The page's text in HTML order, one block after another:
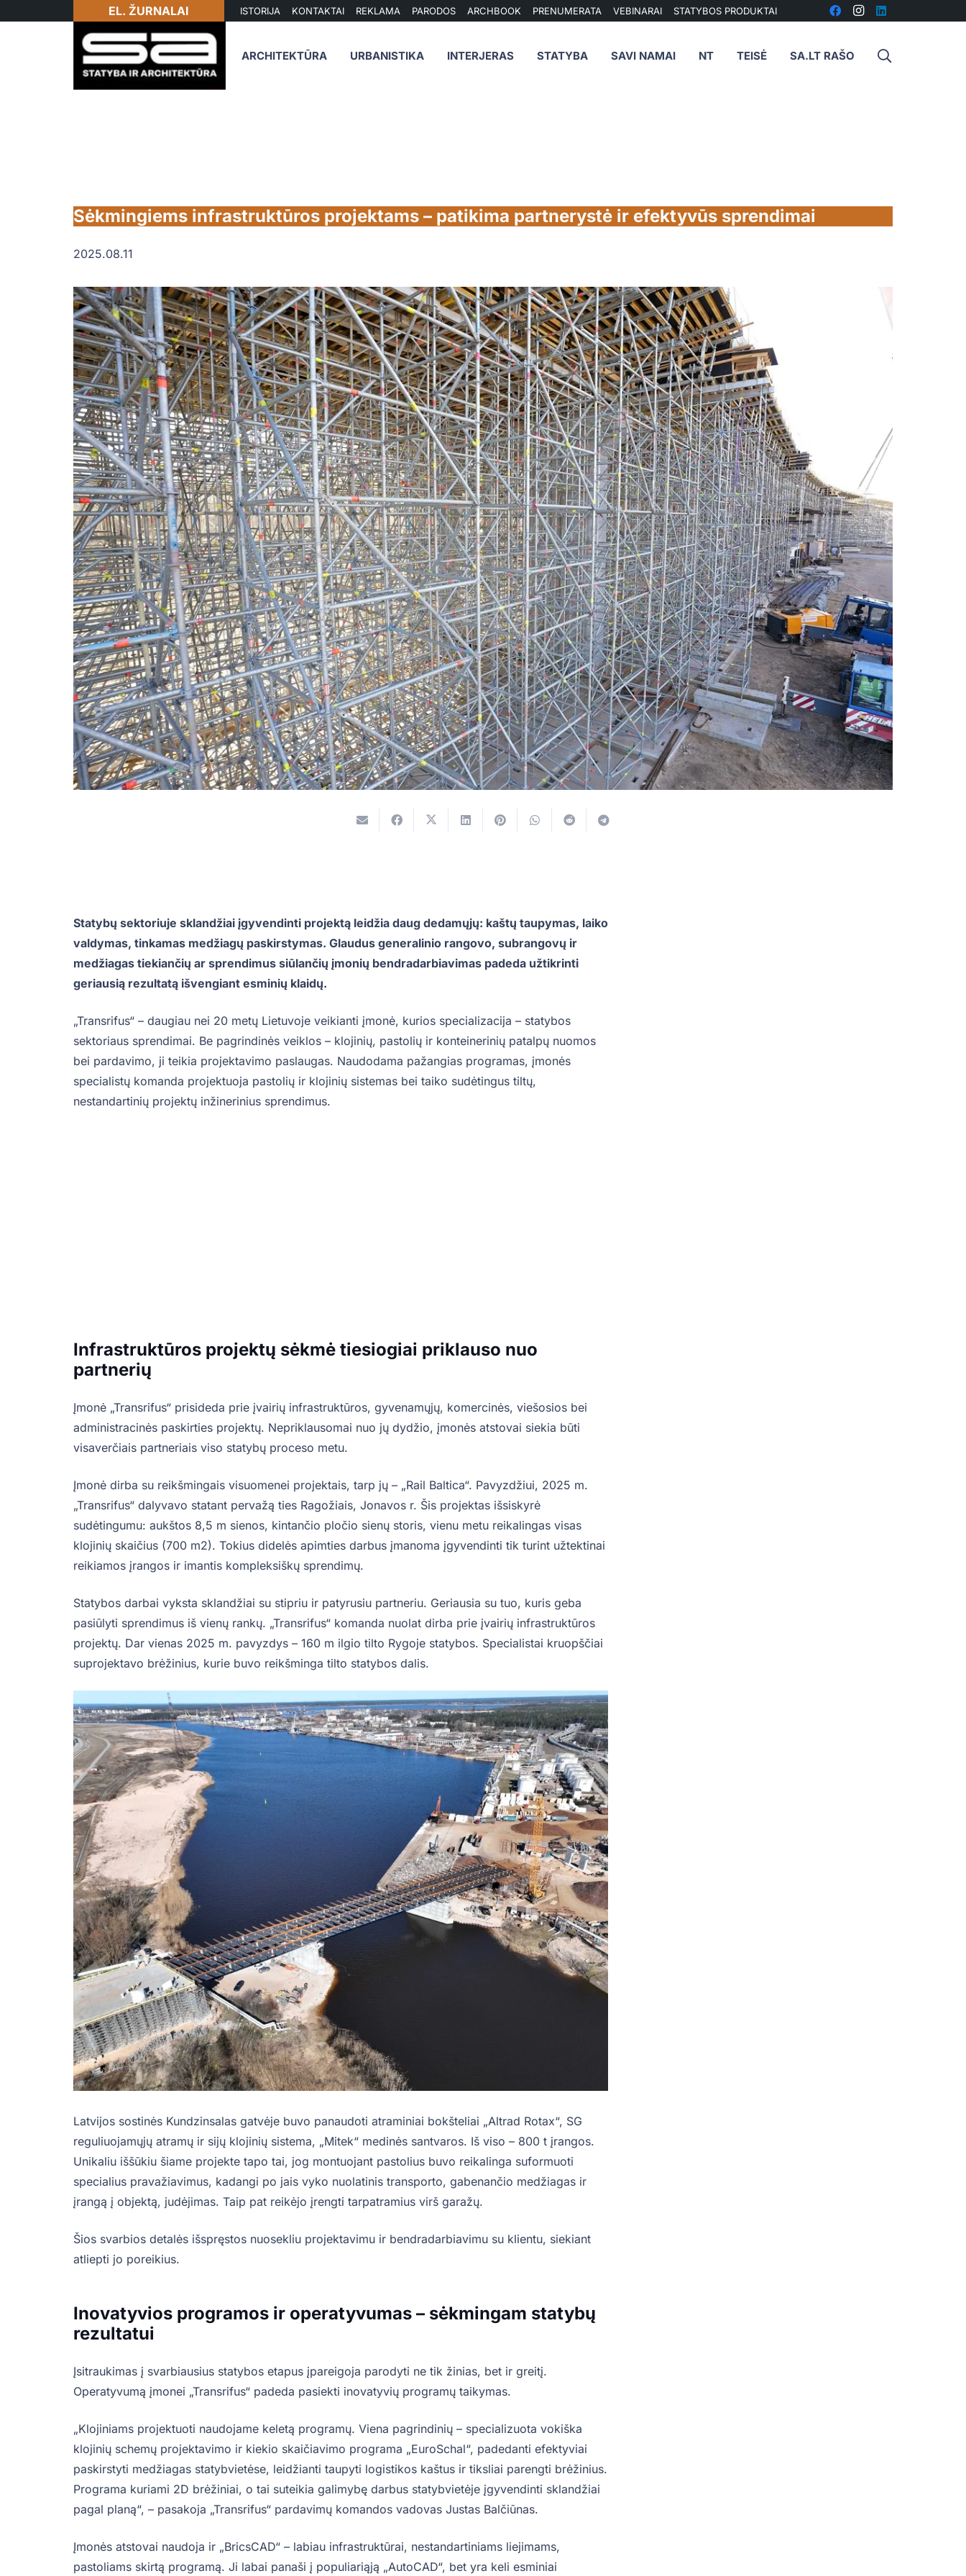
EL. ŽURNALAI ISTORIJA KONTAKTAI REKLAMA PARODOS ARCHBOOK PRENUMERATA VEBINARAI STATYBOS PRODUKTAI
ARCHITEKTŪRA URBANISTIKA INTERJERAS STATYBA SAVI NAMAI NT TEISĖ SA.LT RAŠO
Sėkmingiems infrastruktūros projektams – patikima partnerystė ir efektyvūs sprendimai
2025.08.11
Statybų sektoriuje sklandžiai įgyvendinti projektą leidžia daug dedamųjų: kaštų taupymas, laiko
valdymas, tinkamas medžiagų paskirstymas. Glaudus generalinio rangovo, subrangovų ir
medžiagas tiekiančių ar sprendimus siūlančių įmonių bendradarbiavimas padeda užtikrinti
geriausią rezultatą išvengiant esminių klaidų.
„Transrifus“ – daugiau nei 20 metų Lietuvoje veikianti įmonė, kurios specializacija – statybos
sektoriaus sprendimai. Be pagrindinės veiklos – klojinių, pastolių ir konteinerinių patalpų nuomos
bei pardavimo, ji teikia projektavimo paslaugas. Naudodama pažangias programas, įmonės
specialistų komanda projektuoja pastolių ir klojinių sistemas bei taiko sudėtingus tiltų,
nestandartinių projektų inžinerinius sprendimus.
Infrastruktūros projektų sėkmė tiesiogiai priklauso nuo
partnerių
Įmonė „Transrifus“ prisideda prie įvairių infrastruktūros, gyvenamųjų, komercinės, viešosios bei
administracinės paskirties projektų. Nepriklausomai nuo jų dydžio, įmonės atstovai siekia būti
visaverčiais partneriais viso statybų proceso metu.
Įmonė dirba su reikšmingais visuomenei projektais, tarp jų – „Rail Baltica“. Pavyzdžiui, 2025 m.
„Transrifus“ dalyvavo statant pervažą ties Ragožiais, Jonavos r. Šis projektas išsiskyrė
sudėtingumu: aukštos 8,5 m sienos, kintančio pločio sienų storis, vienu metu reikalingas visas
klojinių skaičius (700 m2). Tokius didelės apimties darbus įmanoma įgyvendinti tik turint užtektinai
reikiamos įrangos ir imantis kompleksiškų sprendimų.
Statybos darbai vyksta sklandžiai su stipriu ir patyrusiu partneriu. Geriausia su tuo, kuris geba
pasiūlyti sprendimus iš vienų rankų. „Transrifus“ komanda nuolat dirba prie įvairių infrastruktūros
projektų. Dar vienas 2025 m. pavyzdys – 160 m ilgio tilto Rygoje statybos. Specialistai kruopščiai
suprojektavo brėžinius, kurie buvo reikšminga tilto statybos dalis.
Latvijos sostinės Kundzinsalas gatvėje buvo panaudoti atraminiai bokšteliai „Altrad Rotax“, SG
reguliuojamųjų atramų ir sijų klojinių sistema, „Mitek“ medinės santvaros. Iš viso – 800 t įrangos.
Unikaliu iššūkiu šiame projekte tapo tai, jog montuojant pastolius buvo reikalinga suformuoti
specialius pravažiavimus, kadangi po jais vyko nuolatinis transporto, gabenančio medžiagas ir
įrangą į objektą, judėjimas. Taip pat reikėjo įrengti tarpatramius virš garažų.
Šios svarbios detalės išspręstos nuosekliu projektavimu ir bendradarbiavimu su klientu, siekiant
atliepti jo poreikius.
Inovatyvios programos ir operatyvumas – sėkmingam statybų
rezultatui
Įsitraukimas į svarbiausius statybos etapus įpareigoja parodyti ne tik žinias, bet ir greitį.
Operatyvumą įmonei „Transrifus“ padeda pasiekti inovatyvių programų taikymas.
„Klojiniams projektuoti naudojame keletą programų. Viena pagrindinių – specializuota vokiška
klojinių schemų projektavimo ir kiekio skaičiavimo programa „EuroSchal“, padedanti efektyviai
paskirstyti medžiagas statybvietėse, leidžianti taupyti logistikos kaštus ir tiksliai parengti brėžinius.
Programa kuriami 2D brėžiniai, o tai suteikia galimybę darbus statybvietėje įgyvendinti sklandžiai
pagal planą“, – pasakoja „Transrifus“ pardavimų komandos vadovas Justas Balčiūnas.
Įmonės atstovai naudoja ir „BricsCAD“ – labiau infrastruktūrai, nestandartiniams liejimams,
pastoliams skirtą programą. Ji labai panaši į populiariąją „AutoCAD“, bet yra keli esminiai